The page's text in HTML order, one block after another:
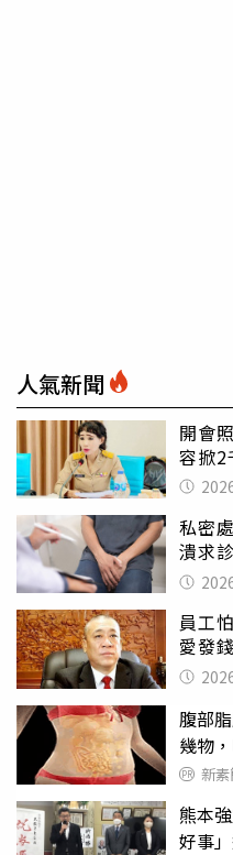
人氣新聞
開會
容掀
錯嗎
私密
潰求
員工
愛發
你
腹部
幾物
新
熊本
好事